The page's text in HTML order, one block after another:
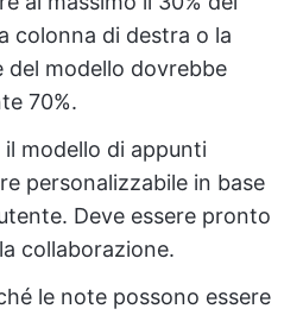
colonna di destra o la
del modello dovrebbe
70%.
il modello di appunti
personalizzabile in base
Deve essere pronto
collaborazione.
le note possono essere